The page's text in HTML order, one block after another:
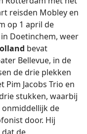
reisden Mobley en
op 1 april de
Doetinchem, weer
bevat
Bellevue, in de
de drie plekken
Pim Jacobs Trio en
stukken, waarbij
de
door. Hij